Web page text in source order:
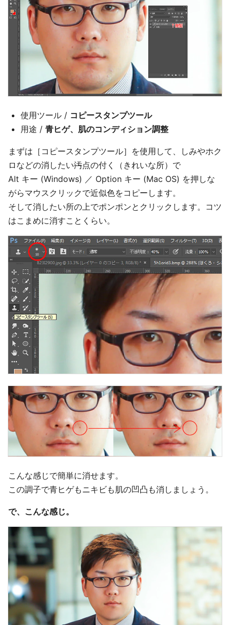
使用ツール / コピースタンプツール
用途 / 青ヒゲ、肌のコンディション調整
まずは［コピースタンプツール］を使用して、しみやホク
ロなどの消したい汚点の付く（きれいな所）で
Alt キー (Windows) ／ Option キー (Mac OS) を押しな
がらマウスクリックで近似色をコピーします。
そして消したい所の上でポンポンとクリックします。コツ
はこまめに消すことくらい。
こんな感じで簡単に消せます。
この調子で青ヒゲもニキビも肌の凹凸も消しましょう。
で、こんな感じ。